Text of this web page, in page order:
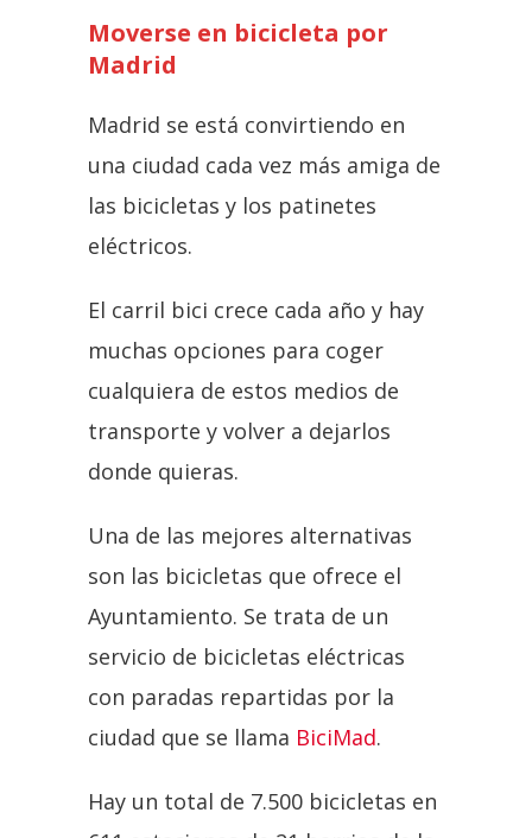
Moverse en bicicleta por
Madrid
Madrid se está convirtiendo en
una ciudad cada vez más amiga de
las bicicletas y los patinetes
eléctricos.
El carril bici crece cada año y hay
muchas opciones para coger
cualquiera de estos medios de
transporte y volver a dejarlos
donde quieras.
Una de las mejores alternativas
son las bicicletas que ofrece el
Ayuntamiento. Se trata de un
servicio de bicicletas eléctricas
con paradas repartidas por la
ciudad que se llama BiciMad.
Hay un total de 7.500 bicicletas en